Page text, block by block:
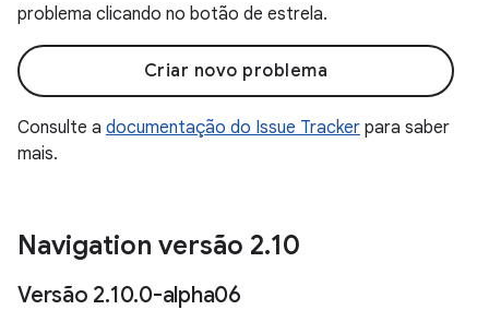
problema clicando no botão de estrela.
Criar novo problema
Consulte a documentação do Issue Tracker para saber
mais.
Navigation versão 2.10
Versão 2.10.0-alpha06